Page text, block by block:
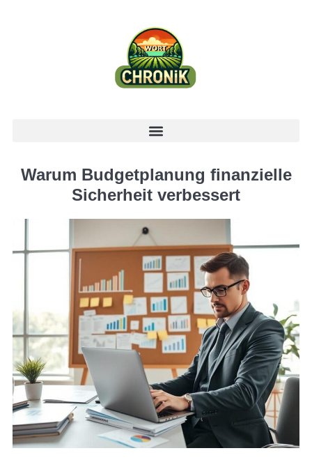
Warum Budgetplanung finanzielle
Sicherheit verbessert